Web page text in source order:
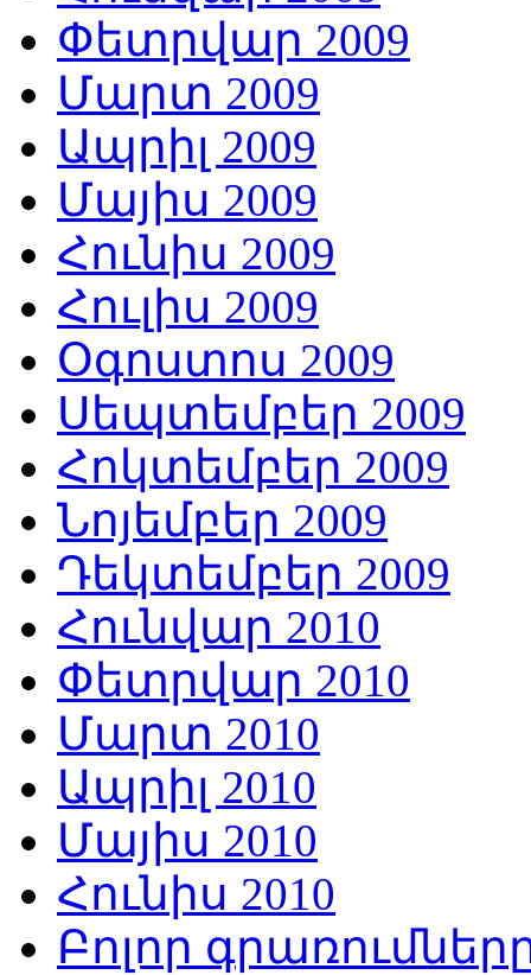
Փետրվար 2009
Մարտ 2009
Ապրիլ 2009
Մայիս 2009
Հունիս 2009
Հուլիս 2009
Օգոստոս 2009
Սեպտեմբեր 2009
Հոկտեմբեր 2009
Նոյեմբեր 2009
Դեկտեմբեր 2009
Հունվար 2010
Փետրվար 2010
Մարտ 2010
Ապրիլ 2010
Մայիս 2010
Հունիս 2010
Բոլոր